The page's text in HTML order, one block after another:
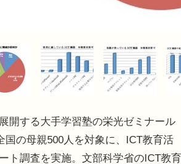
開する大手学習塾の栄光ゼミナール
国の母親500人を対象に、ICT教育活
ト調査を実施。文部科学省のICT教育